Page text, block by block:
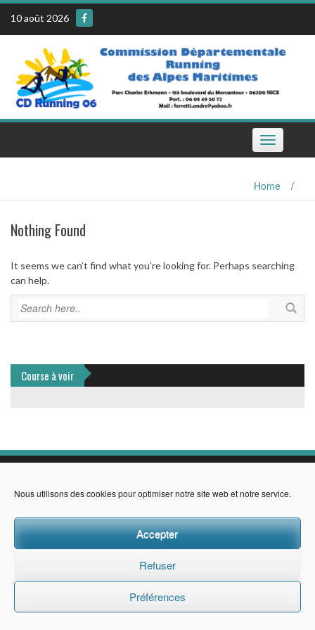
Nous utilisons des cookies pour optimiser notre site web et notre service.
Accepter
Refuser
Préférences
Skip
content
10 août 2026
Toggle
navigation
Home /
Nothing Found
It seems we can’t find what you’re looking for. Perhaps searching
can help.
Course à voir
© CDR06